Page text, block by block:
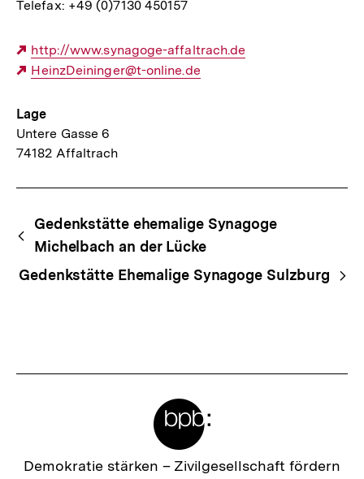
Telefax: +49 (0)7130 450157
Externer
Link:
http://www.synagoge-affaltrach.de
Externer
HeinzDeininger@t-online.de
Lage
Untere Gasse 6
74182 Affaltrach
Begriffsnavigation
Content-
Navigation
Gedenkstätte ehemalige Synagoge
Michelbach an der Lücke
Gedenkstätte Ehemalige Synagoge Sulzburg
Zur
Demokratie stärken – Zivilgesellschaft fördern